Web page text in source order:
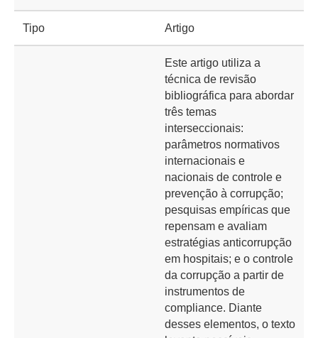
Tipo Artigo
Este artigo utiliza a
técnica de revisão
bibliográfica para abordar
três temas
interseccionais:
parâmetros normativos
internacionais e
nacionais de controle e
prevenção à corrupção;
pesquisas empíricas que
repensam e avaliam
estratégias anticorrupção
em hospitais; e o controle
da corrupção a partir de
instrumentos de
compliance. Diante
desses elementos, o texto